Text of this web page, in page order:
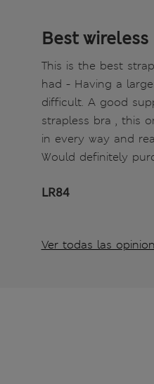
Best
This is the best
had - Having a
difficult. A good
strapless bra , this
in every way and
Would definitely
LR84
Ver todas las